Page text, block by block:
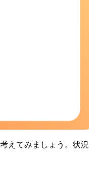
えてみましょう。状況